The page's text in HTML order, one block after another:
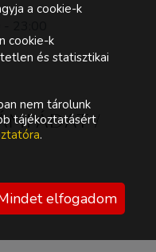
23:00
/
- 12:00
a cookie-k
cookie-k
és statisztikai
nem tárolunk
tájékoztatásért
.
elfogadom